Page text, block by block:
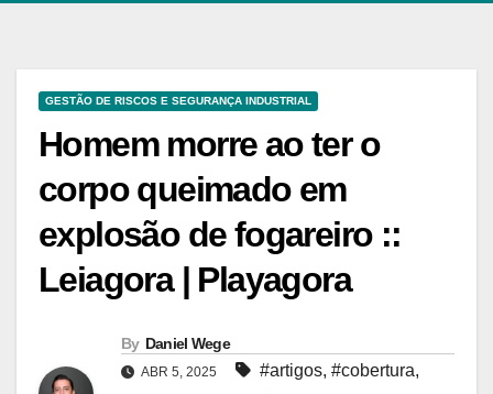
GESTÃO DE RISCOS E SEGURANÇA INDUSTRIAL
Homem morre ao ter o
corpo queimado em
explosão de fogareiro ::
Leiagora | Playagora
By Daniel Wege
ABR 5, 2025 #artigos, #cobertura,